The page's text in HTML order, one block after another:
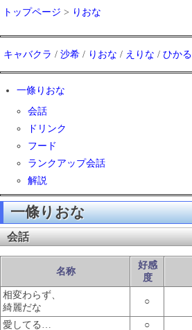
トップページ > りおな
キャバクラ / 沙希 / りおな / えりな / ひかる
一條りおな
会話
ドリンク
フード
ランクアップ会話
解説
一條りおな
会話
名称
好感
度
相変わらず、
綺麗だな
○
愛してる…
○